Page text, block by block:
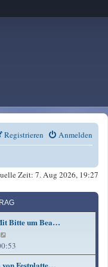
Anmelden
Registrieren
Zeit: 7. Aug 2026, 19:27
Bitte um Bea…
e
u